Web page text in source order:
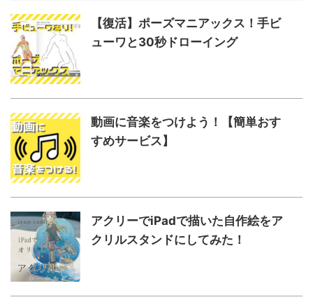
【復活】ポーズマニアックス！手ビ
ューワと30秒ドローイング
動画に音楽をつけよう！【簡単おす
すめサービス】
アクリーでiPadで描いた自作絵をア
クリルスタンドにしてみた！